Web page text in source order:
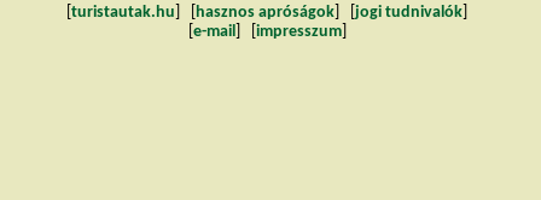
turistautak.hu hasznos apróságok jogi tudnivalók
e-mail impresszum]